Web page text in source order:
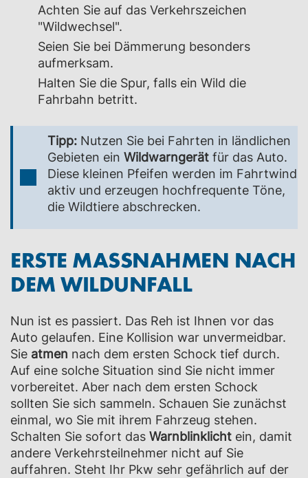
Achten Sie auf das Verkehrszeichen
"Wildwechsel".
Seien Sie bei Dämmerung besonders
aufmerksam.
Halten Sie die Spur, falls ein Wild die
Fahrbahn betritt.
Tipp: Nutzen Sie bei Fahrten in ländlichen
Gebieten ein Wildwarngerät für das Auto.
Diese kleinen Pfeifen werden im Fahrtwind
aktiv und erzeugen hochfrequente Töne,
die Wildtiere abschrecken.
ERSTE MASSNAHMEN NACH D
EM WILDUNFALL
Nun ist es passiert. Das Reh ist Ihnen vor das
Auto gelaufen. Eine Kollision war unvermeidbar.
Sie atmen nach dem ersten Schock tief durch.
Auf eine solche Situation sind Sie nicht immer
vorbereitet. Aber nach dem ersten Schock
sollten Sie sich sammeln. Schauen Sie zunächst
einmal, wo Sie mit ihrem Fahrzeug stehen.
Schalten Sie sofort das Warnblinklicht ein, damit
andere Verkehrsteilnehmer nicht auf Sie
auffahren. Steht Ihr Pkw sehr gefährlich auf der